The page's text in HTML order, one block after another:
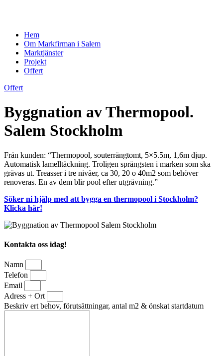
Hem
Om Markfirman i Salem
Marktjänster
Projekt
Offert
Offert
Byggnation av Thermopool.
Salem Stockholm
Från kunden: “Thermopool, souterrängtomt, 5×5.5m, 1,6m djup.
Automatisk lamelltäckning. Troligen sprängsten i marken som ska
grävas ut. Treasser i tre nivåer, ca 30, 20 o 40m2 som behöver
renoveras. En av dem blir pool efter utgrävning.”
Söker ni hjälp med att bygga en thermopool i Stockholm?
Klicka här!
Kontakta oss idag!
Namn
Telefon
Email
Adress + Ort
Beskriv ert behov, förutsättningar, antal m2 & önskat startdatum